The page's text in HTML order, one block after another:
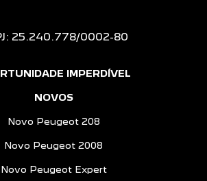
25.240.778/0002-80
IMPERDÍVEL
NOVOS
Novo Peugeot 208
Novo Peugeot 2008
Novo Peugeot Expert